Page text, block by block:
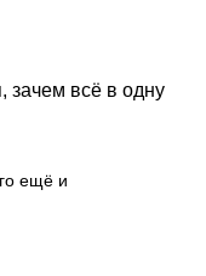
зачем всё в одну
ещё и